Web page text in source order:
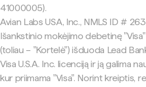
41000005).
Avian Labs USA, Inc., NMLS ID #
Išankstinio mokėjimo debetinę
(toliau – "Kortelė") išduoda Lead
Visa U.S.A. Inc. licenciją ir ją galima
kur priimama "Visa". Norint kreiptis,